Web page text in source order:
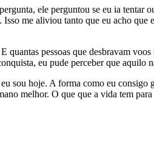
ele perguntou se eu ia
me aliviou tanto que eu acho
pessoas que desbravam
eu pude perceber que aquilo
sou hoje. A forma como eu
melhor. O que que a vida tem